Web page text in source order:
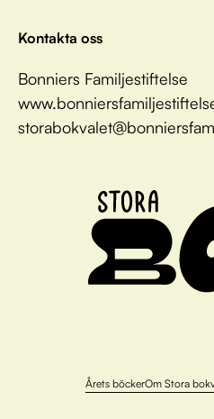
Kontakta oss
Bonniers Familjestiftelse
Årets böckerOm Stora